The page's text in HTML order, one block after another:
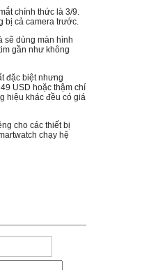
chính thức là 3/9.
bị cả camera trước.
sẽ dùng màn hình
gần như không
đặc biệt nhưng
USD hoặc thậm chí
hiệu khác đều có giá
cho các thiết bị
chạy hệ